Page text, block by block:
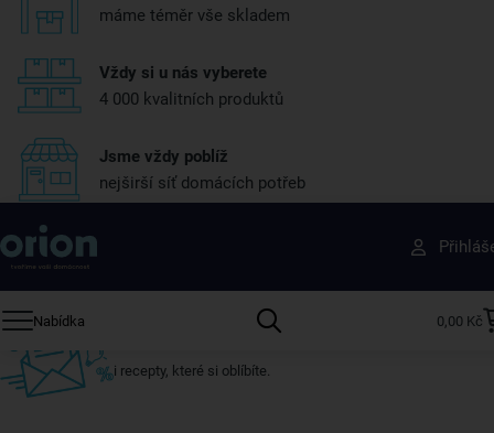
máme téměr vše skladem
Vždy si u nás vyberete
4 000 kvalitních produktů
Jsme vždy poblíž
nejširší síť domácích potřeb
Nabídka 0,00 Kč
Získejte rady, recepty a tipy na slevy dřív než
ostatní
Přihlaste se k odběru našeho newsletteru.
i recepty, které si oblíbíte.